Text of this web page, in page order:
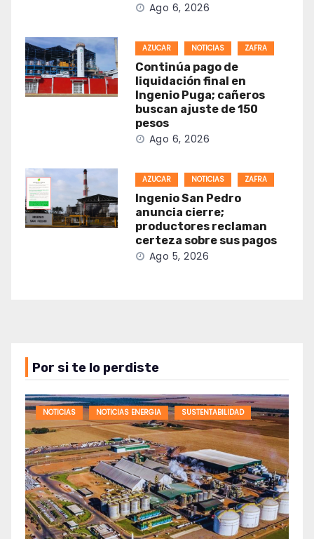
Ago 6, 2026
AZUCAR NOTICIAS ZAFRA
Continúa pago de
liquidación final en
Ingenio Puga; cañeros
buscan ajuste de 150
pesos
Ago 6, 2026
AZUCAR NOTICIAS ZAFRA
Ingenio San Pedro
anuncia cierre;
productores reclaman
certeza sobre sus pagos
Ago 5, 2026
Por si te lo perdiste
NOTICIAS NOTICIAS ENERGIA SUSTENTABILIDAD